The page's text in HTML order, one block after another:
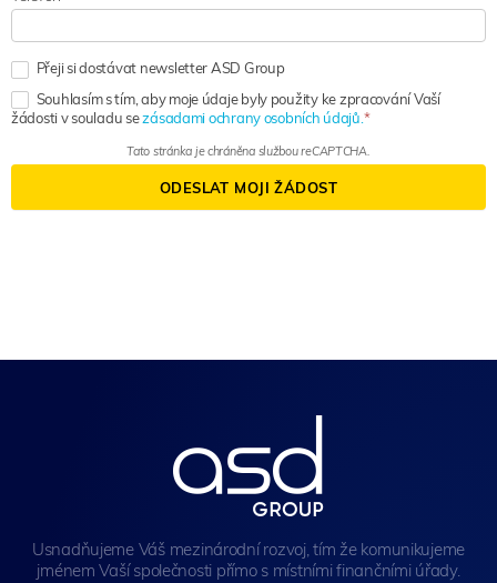
Přeji si dostávat newsletter ASD Group
Souhlasím s tím, aby moje údaje byly použity ke zpracování Vaší
žádosti v souladu sezásadami ochrany osobních údajů.
Tato stránka je chráněna službou reCAPTCHA.
ODESLAT MOJI ŽÁDOST
Usnadňujeme Váš mezinárodní rozvoj, tím že komunikujeme
jménem Vaší společnosti přímo s místními finančními úřady.